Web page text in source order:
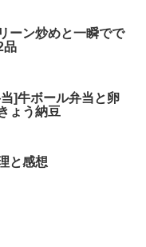
ーン炒めと一瞬でで
品
]牛ボール弁当と卵
ょう納豆
と感想